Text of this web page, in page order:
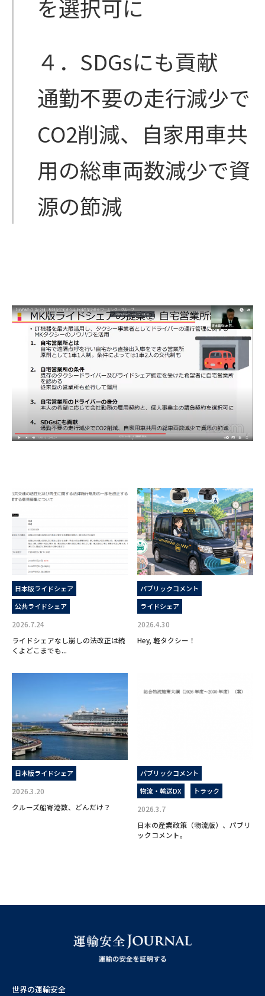
を選択可に
４．SDGsにも貢献
通勤不要の走行減少で
CO2削減、自家用車共
用の総車両数減少で資
源の節減
日本版ライドシェア
公共ライドシェア
2026.7.24
ライドシェアなし崩しの法改正は続
くよどこまでも...
パブリックコメント
ライドシェア
2026.4.30
Hey, 軽タクシー！
日本版ライドシェア
2026.3.20
クルーズ船寄港数、どんだけ？
パブリックコメント
物流・輸送DX
トラック
2026.3.7
日本の産業政策（物流版）、パブリ
ックコメント。
世界の運輸安全